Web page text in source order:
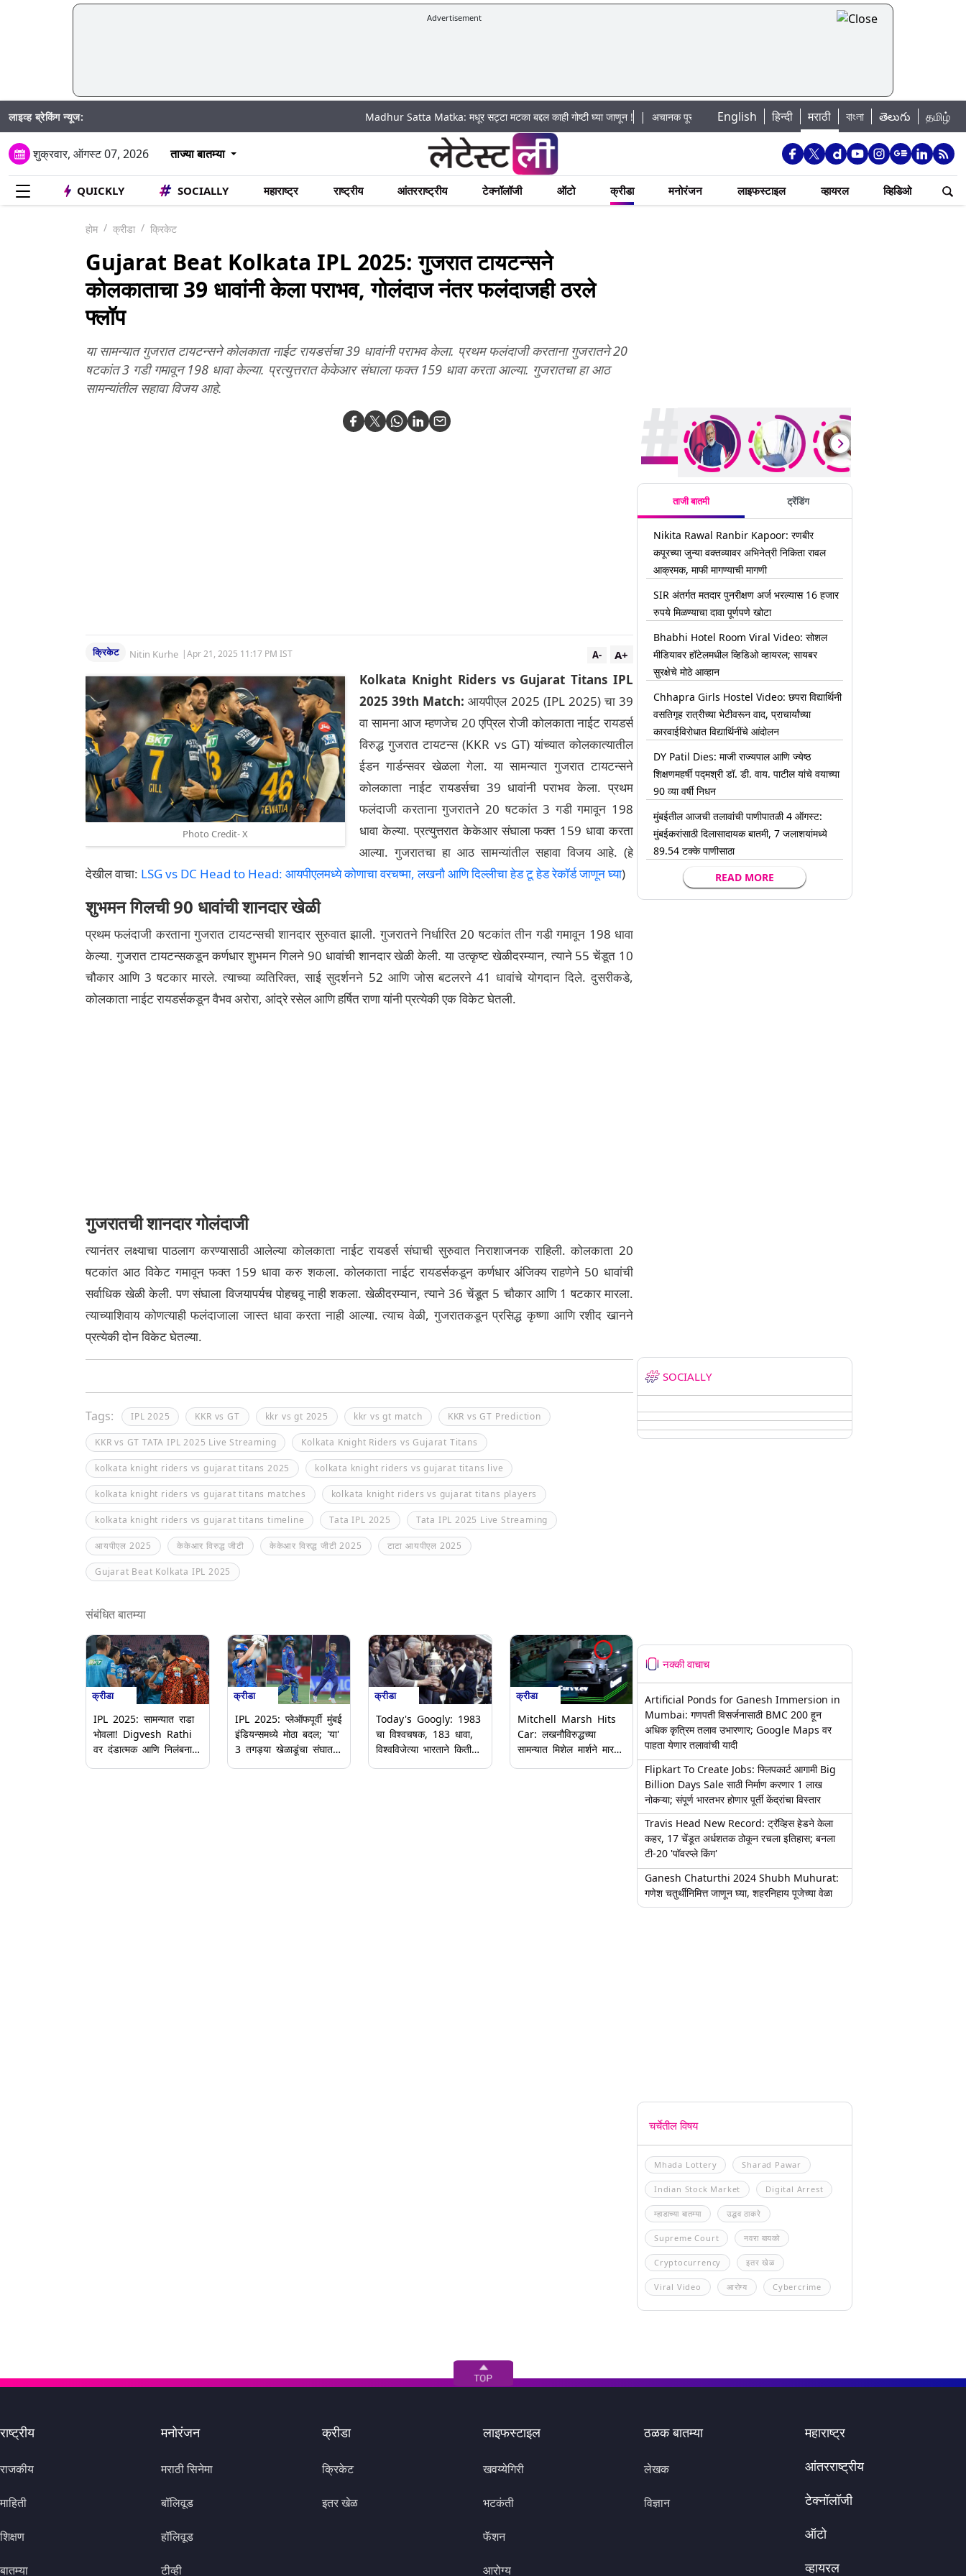
Advertisement
लाइव्ह ब्रेकिंग न्यूज: Madhur Satta Matka: मधूर सट्टा मटका बद्दल काही गोष्टी घ्या जाणून !|अचानक पूराचा धोका: खडकवासला धरणातून मुठानदी पात्रात विसर्ग सुरु; नागरिकांना नदीपात्रात न
English हिन्दी मराठी বাংলা తెలుగు தமிழ்
शुक्रवार, ऑगस्ट 07, 2026 ताज्या बातम्या
QUICKLY SOCIALLY महाराष्ट्र राष्ट्रीय आंतरराष्ट्रीय टेक्नॉलॉजी ऑटो क्रीडा मनोरंजन लाइफस्टाइल व्हायरल व्हिडिओ
होम क्रीडा क्रिकेट
Gujarat Beat Kolkata IPL 2025: गुजरात टायटन्सने
कोलकाताचा 39 धावांनी केला पराभव, गोलंदाज नंतर फलंदाजही ठरले
फ्लॉप
या सामन्यात गुजरात टायटन्सने कोलकाता नाईट रायडर्सचा 39 धावांनी पराभव केला. प्रथम फलंदाजी करताना गुजरातने 20
षटकांत 3 गडी गमावून 198 धावा केल्या. प्रत्युत्तरात केकेआर संघाला फक्त 159 धावा करता आल्या. गुजरातचा हा आठ
सामन्यांतील सहावा विजय आहे.
क्रिकेट Nitin Kurhe |Apr 21, 2025 11:17 PM IST A+
A-
Photo Credit- X
Kolkata Knight Riders vs Gujarat Titans IPL
2025 39th Match: आयपीएल 2025 (IPL 2025) चा 39
वा सामना आज म्हणजेच 20 एप्रिल रोजी कोलकाता नाईट रायडर्स
विरुद्ध गुजरात टायटन्स (KKR vs GT) यांच्यात कोलकात्यातील
ईडन गार्डन्सवर खेळला गेला. या सामन्यात गुजरात टायटन्सने
कोलकाता नाईट रायडर्सचा 39 धावांनी पराभव केला. प्रथम
फलंदाजी करताना गुजरातने 20 षटकांत 3 गडी गमावून 198
धावा केल्या. प्रत्युत्तरात केकेआर संघाला फक्त 159 धावा करता
आल्या. गुजरातचा हा आठ सामन्यांतील सहावा विजय आहे. (हे
देखील वाचा: LSG vs DC Head to Head: आयपीएलमध्ये कोणाचा वरचष्मा, लखनौ आणि दिल्लीचा हेड टू हेड रेकॉर्ड जाणून घ्या)
शुभमन गिलची 90 धावांची शानदार खेळी
प्रथम फलंदाजी करताना गुजरात टायटन्सची शानदार सुरुवात झाली. गुजरातने निर्धारित 20 षटकांत तीन गडी गमावून 198 धावा
केल्या. गुजरात टायटन्सकडून कर्णधार शुभमन गिलने 90 धावांची शानदार खेळी केली. या उत्कृष्ट खेळीदरम्यान, त्याने 55 चेंडूत 10
चौकार आणि 3 षटकार मारले. त्याच्या व्यतिरिक्त, साई सुदर्शनने 52 आणि जोस बटलरने 41 धावांचे योगदान दिले. दुसरीकडे,
कोलकाता नाईट रायडर्सकडून वैभव अरोरा, आंद्रे रसेल आणि हर्षित राणा यांनी प्रत्येकी एक विकेट घेतली.
गुजरातची शानदार गोलंदाजी
त्यानंतर लक्ष्याचा पाठलाग करण्यासाठी आलेल्या कोलकाता नाईट रायडर्स संघाची सुरुवात निराशाजनक राहिली. कोलकाता 20
षटकांत आठ विकेट गमावून फक्त 159 धावा करु शकला. कोलकाता नाईट रायडर्सकडून कर्णधार अंजिक्य राहणेने 50 धावांची
सर्वाधिक खेळी केली. पण संघाला विजयापर्यच पोहचवू नाही शकला. खेळीदरम्यान, त्याने 36 चेंडूत 5 चौकार आणि 1 षटकार मारला.
त्याच्याशिवाय कोणत्याही फलंदाजाला जास्त धावा करता नाही आल्या. त्याच वेळी, गुजरातकडून प्रसिद्ध कृष्णा आणि रशीद खानने
प्रत्येकी दोन विकेट घेतल्या.
Tags: IPL 2025 KKR vs GT kkr vs gt 2025 kkr vs gt match KKR vs GT Prediction
KKR vs GT TATA IPL 2025 Live Streaming Kolkata Knight Riders vs Gujarat Titans
kolkata knight riders vs gujarat titans 2025 kolkata knight riders vs gujarat titans live
kolkata knight riders vs gujarat titans matches kolkata knight riders vs gujarat titans players
kolkata knight riders vs gujarat titans timeline Tata IPL 2025 Tata IPL 2025 Live Streaming
आयपीएल 2025 केकेआर विरुद्ध जीटी केकेआर विरुद्ध जीटी 2025 टाटा आयपीएल 2025
Gujarat Beat Kolkata IPL 2025
संबंधित बातम्या
क्रीडा
IPL 2025: सामन्यात राडा
भोवला! Digvesh Rathi
वर दंडात्मक आणि निलंबनाची
क्रीडा
IPL 2025: प्लेऑफपूर्वी मुंबई
इंडियन्समध्ये मोठा बदल; 'या'
3 तगड्या खेळाडूंचा संघात
क्रीडा
Today's Googly: 1983
चा विश्वचषक, 183 धावा,
विश्वविजेत्या भारताने किती
क्रीडा
Mitchell Marsh Hits
Car: लखनौविरुद्धच्या
सामन्यात मिशेल मार्शने मारला
ताजी बातमी ट्रेंडिंग
Nikita Rawal Ranbir Kapoor: रणबीर
कपूरच्या जुन्या वक्तव्यावर अभिनेत्री निकिता रावल
आक्रमक, माफी मागण्याची मागणी
SIR अंतर्गत मतदार पुनरीक्षण अर्ज भरल्यास 16 हजार
रुपये मिळण्याचा दावा पूर्णपणे खोटा
Bhabhi Hotel Room Viral Video: सोशल
मीडियावर हॉटेलमधील व्हिडिओ व्हायरल; सायबर
सुरक्षेचे मोठे आव्हान
Chhapra Girls Hostel Video: छपरा विद्यार्थिनी
वसतिगृह रात्रीच्या भेटीवरून वाद, प्राचार्यांच्या
कारवाईविरोधात विद्यार्थिनींचे आंदोलन
DY Patil Dies: माजी राज्यपाल आणि ज्येष्ठ
शिक्षणमहर्षी पद्मश्री डॉ. डी. वाय. पाटील यांचे वयाच्या
90 व्या वर्षी निधन
मुंबईतील आजची तलावांची पाणीपातळी 4 ऑगस्ट:
मुंबईकरांसाठी दिलासादायक बातमी, 7 जलाशयांमध्ये
89.54 टक्के पाणीसाठा
READ MORE
SOCIALLY
नक्की वाचाच
Artificial Ponds for Ganesh Immersion in
Mumbai: गणपती विसर्जनासाठी BMC 200 हून
अधिक कृत्रिम तलाव उभारणार; Google Maps वर
पाहता येणार तलावांची यादी
Flipkart To Create Jobs: फ्लिपकार्ट आगामी Big
Billion Days Sale साठी निर्माण करणार 1 लाख
नोकऱ्या; संपूर्ण भारतभर होणार पूर्ती केंद्रांचा विस्तार
Travis Head New Record: ट्रॅव्हिस हेडने केला
कहर, 17 चेंडूत अर्धशतक ठोकून रचला इतिहास; बनला
टी-20 'पॉवरप्ले किंग'
Ganesh Chaturthi 2024 Shubh Muhurat:
गणेश चतुर्थीनिमित्त जाणून घ्या, शहरनिहाय पूजेच्या वेळा
चर्चेतील विषय
Mhada Lottery Sharad Pawar
Indian Stock Market Digital Arrest
म्हाडाच्या बातम्या उद्धव ठाकरे
Supreme Court नवरा बायको
Cryptocurrency इतर खेळ
Viral Video आरोग्य Cybercrime
राष्ट्रीय
राजकीय
माहिती
शिक्षण
बातम्या
मनोरंजन
मराठी सिनेमा
बॉलिवूड
हॉलिवूड
टीव्ही
क्रीडा
क्रिकेट
इतर खेळ
लाइफस्टाइल
खवय्येगिरी
भटकंती
फॅशन
आरोग्य
ठळक बातम्या
लेखक
विज्ञान
महाराष्ट्र
आंतरराष्ट्रीय
टेक्नॉलॉजी
ऑटो
व्हायरल